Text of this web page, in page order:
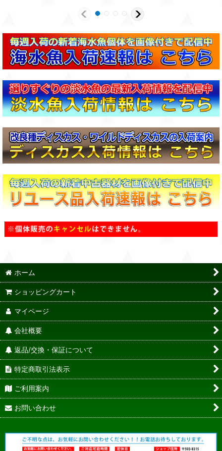
ホーム
ショッピングカート
マイページ
会社概要
返品/交換・保証について
特定商取引法表示
ご利用案内
お問い合わせ